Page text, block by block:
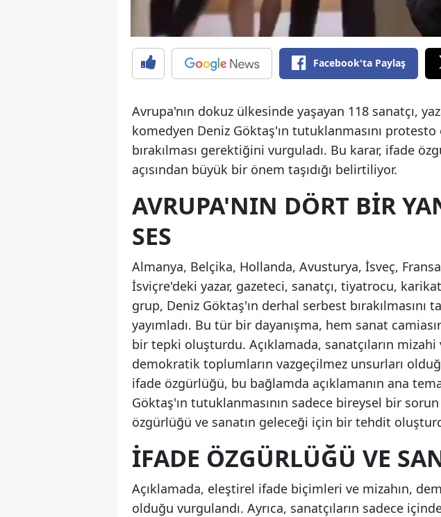
Facebook'ta Paylaş
Avrupa'nın dokuz ülkesinde yaşayan 118 sanatçı,
komedyen Deniz Göktaş'ın tutuklanmasını
bırakılması gerektiğini vurguladı. Bu karar, ifade
açısından büyük bir önem taşıdığı belirtiliyor.
AVRUPA'NIN DÖRT BIR
SES
Almanya, Belçika, Hollanda, Avusturya, İsveç,
İsviçre'deki yazar, gazeteci, sanatçı, tiyatrocu,
grup, Deniz Göktaş'ın derhal serbest bırakılmasını
yayımladı. Bu tür bir dayanışma, hem sanat
bir tepki oluşturdu. Açıklamada, sanatçıların mizahi
demokratik toplumların vazgeçilmez unsurları
ifade özgürlüğü, bu bağlamda açıklamanın ana
Göktaş'ın tutuklanmasının sadece bireysel bir sorun
özgürlüğü ve sanatın geleceği için bir tehdit
İFADE ÖZGÜRLÜĞÜ VE
Açıklamada, eleştirel ifade biçimleri ve mizahın,
olduğu vurgulandı. Ayrıca, sanatçıların sadece